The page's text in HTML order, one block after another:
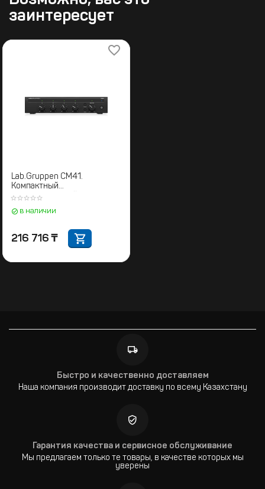
заинтересует
Lab.Gruppen CM41.
Компактный
трансляционный
в наличии
216 716 ₸
Быстро и качественно доставляем
Наша компания производит доставку по всему Казахстану
Гарантия качества и сервисное обслуживание
Мы предлагаем только те товары, в качестве которых мы
уверены